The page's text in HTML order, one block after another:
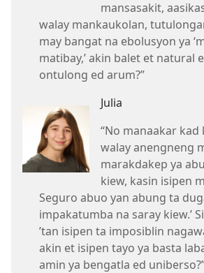
mansasakit,
walay mankaukolan,
may bangat na ebolusyon ya
matibay,’ akin balet et natural
ontulong ed arum?”
Julia
“No manaakar
walay anengneng
marakdakep ya
kiew, kasin isipen
Seguro abuo yan abung ta
impakatumba na saray kiew.’
’tan isipen ta imposiblin
akin et isipen tayo ya basta
amin ya bengatla ed